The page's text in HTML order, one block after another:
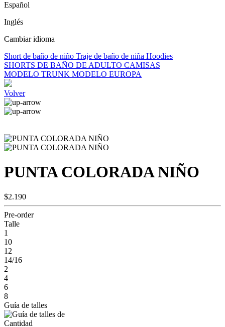
Español
Inglés
Cambiar idioma
Short de baño de niño Traje de baño de niña Hoodies
SHORTS DE BAÑO DE ADULTO CAMISAS
MODELO TRUNK MODELO EUROPA
Volver
PUNTA COLORADA NIÑO
$2.190
Pre-order
Talle
1
10
12
14/16
2
4
6
8
Guía de talles
Cantidad